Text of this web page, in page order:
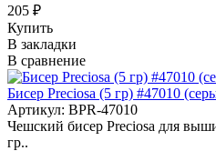
205 ₽
Купить
В закладки
В сравнение
Бисер Preciosa (5 гр) #47010
Артикул: BPR-47010
Чешский бисер Preciosa для
гр..